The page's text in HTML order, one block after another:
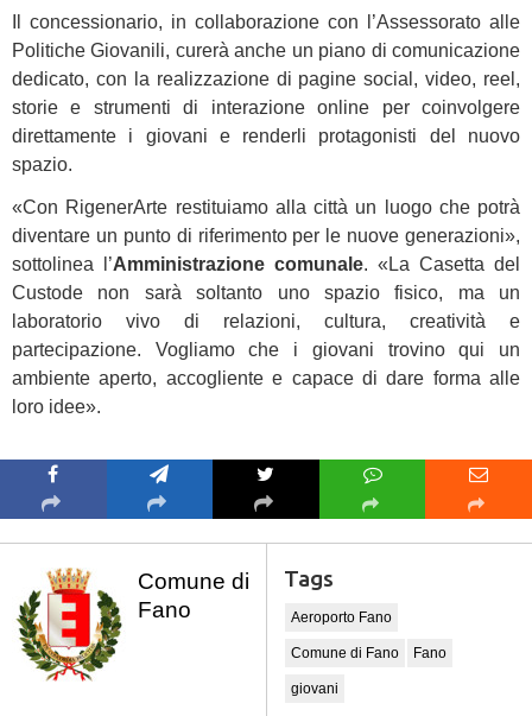
Il concessionario, in collaborazione con l’Assessorato alle
Politiche Giovanili, curerà anche un piano di comunicazione
dedicato, con la realizzazione di pagine social, video, reel,
storie e strumenti di interazione online per coinvolgere
direttamente i giovani e renderli protagonisti del nuovo
spazio.
«Con RigenerArte restituiamo alla città un luogo che potrà
diventare un punto di riferimento per le nuove generazioni»,
sottolinea l’Amministrazione comunale. «La Casetta del
Custode non sarà soltanto uno spazio fisico, ma un
laboratorio vivo di relazioni, cultura, creatività e
partecipazione. Vogliamo che i giovani trovino qui un
ambiente aperto, accogliente e capace di dare forma alle
loro idee».
Comune di
Fano
Tags
Aeroporto Fano
Comune di Fano Fano
giovani